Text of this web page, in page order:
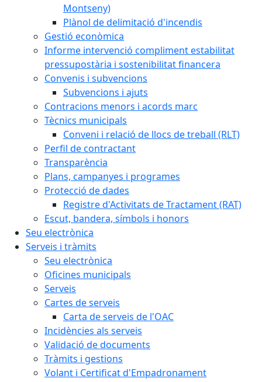
Montseny)
Plànol de delimitació d'incendis
Gestió econòmica
Informe intervenció compliment estabilitat
pressupostària i sostenibilitat financera
Convenis i subvencions
Subvencions i ajuts
Contracions menors i acords marc
Tècnics municipals
Conveni i relació de llocs de treball (RLT)
Perfil de contractant
Transparència
Plans, campanyes i programes
Protecció de dades
Registre d'Activitats de Tractament (RAT)
Escut, bandera, símbols i honors
Seu electrònica
Serveis i tràmits
Seu electrònica
Oficines municipals
Serveis
Cartes de serveis
Carta de serveis de l'OAC
Incidències als serveis
Validació de documents
Tràmits i gestions
Volant i Certificat d'Empadronament